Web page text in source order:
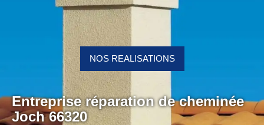
Entreprise réparation de cheminée
Joch 66320
NOS REALISATIONS